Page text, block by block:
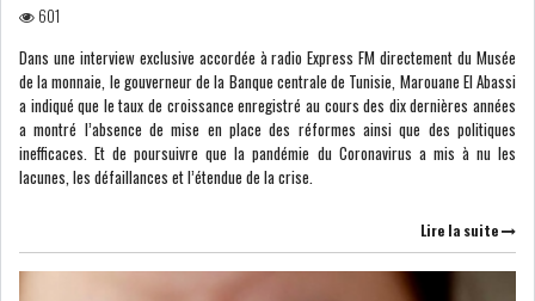
DONNÉES
MACROÉCONOMIQUES
HAUSSE DES RÉSERVES DE
601
Dans une interview exclusive accordée à radio Express FM directement du Musée
de la monnaie, le gouverneur de la Banque centrale de Tunisie, Marouane El Abassi
a indiqué que le taux de croissance enregistré au cours des dix dernières années
a montré l’absence de mise en place des réformes ainsi que des politiques
inefficaces. Et de poursuivre que la pandémie du Coronavirus a mis à nu les
lacunes, les défaillances et l’étendue de la crise.
Lire la suite